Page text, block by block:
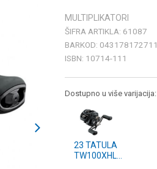
MULTIPLIKATORI
ŠIFRA ARTIKLA: 61087
BARKOD: 043178172711
ISBN: 10714-111
Dostupno u više varijacija:
23 TATULA
TW100XHL